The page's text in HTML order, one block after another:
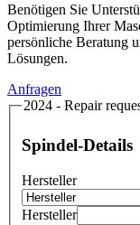
Benötigen Sie
Optimierung Ihrer
persönliche Beratung
Lösungen.
Anfragen
2024 - Repair
Spindel-Details
Hersteller
Hersteller